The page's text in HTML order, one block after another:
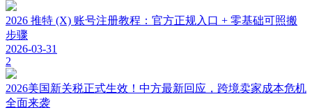
2026 推特 (X) 账号注册教程：官方正规入口 + 零基础可照搬
步骤
2026-03-31
2
2026美国新关税正式生效！中方最新回应，跨境卖家成本危机
全面来袭